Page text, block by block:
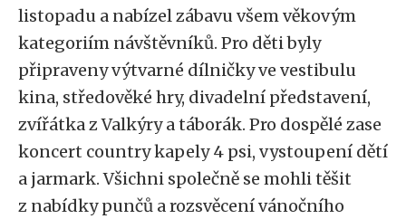
listopadu a nabízel zábavu všem věkovým
kategoriím návštěvníků. Pro děti byly
připraveny výtvarné dílničky ve vestibulu
kina, středověké hry, divadelní představení,
zvířátka z Valkýry a táborák. Pro dospělé zase
koncert country kapely 4 psi, vystoupení dětí
a jarmark. Všichni společně se mohli těšit
z nabídky punčů a rozsvěcení vánočního